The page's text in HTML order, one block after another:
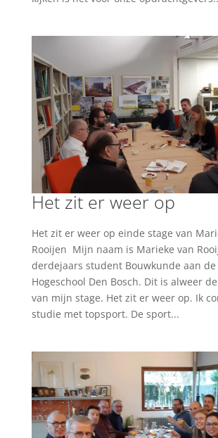
Het zit er weer op
Het zit er weer op einde stage van
Rooijen Mijn naam is Marieke van
derdejaars student Bouwkunde aan de
Hogeschool Den Bosch. Dit is alweer
van mijn stage. Het zit er weer op. Ik
studie met topsport. De sport...